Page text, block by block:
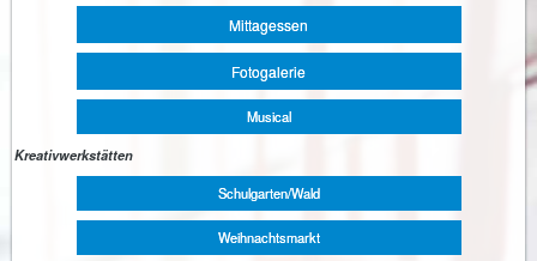
Mittagessen
Fotogalerie
Musical
Kreativwerkstätten
Schulgarten/Wald
Weihnachtsmarkt